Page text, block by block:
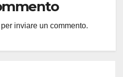
per inviare un commento.